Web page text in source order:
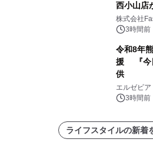
西小山店
株式会社
3時間前
令和8年
援 『今
供
エルゼビ
3時間前
ライフスタイルの新着